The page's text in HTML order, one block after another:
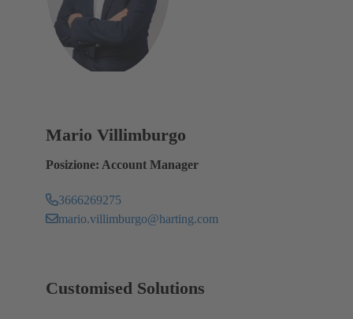
Mario Villimburgo
Posizione: Account Manager
3666269275
mario.villimburgo@harting.com
Customised Solutions